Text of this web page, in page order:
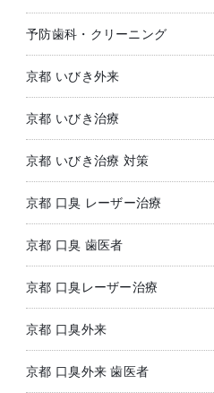
予防歯科・クリーニング
京都 いびき外来
京都 いびき治療
京都 いびき治療 対策
京都 口臭 レーザー治療
京都 口臭 歯医者
京都 口臭レーザー治療
京都 口臭外来
京都 口臭外来 歯医者